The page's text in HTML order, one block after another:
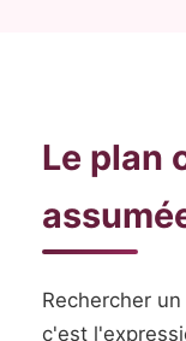
Le plan
Rechercher
c'est